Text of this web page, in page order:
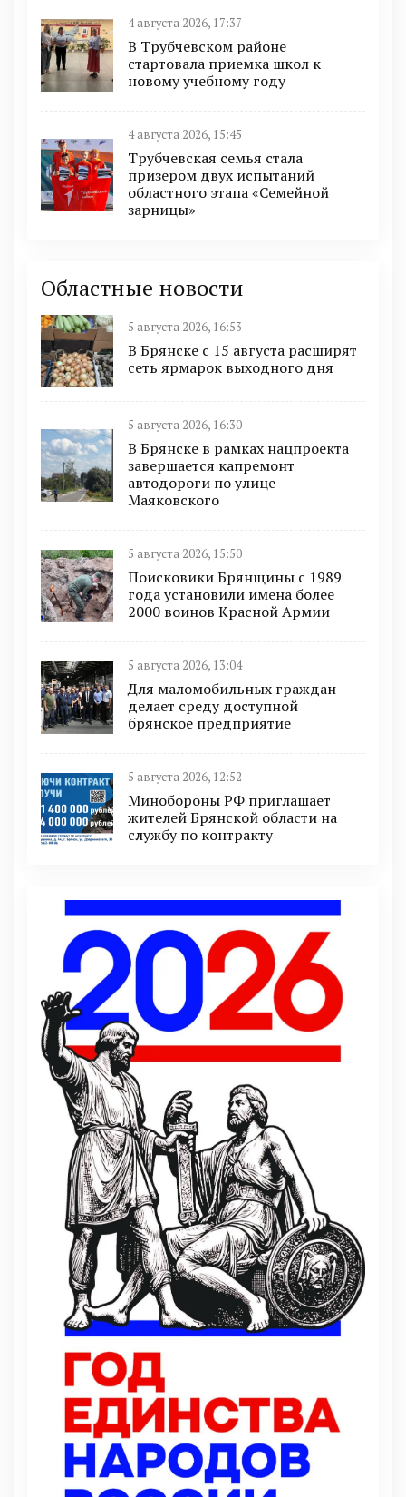
4 августа 2026, 17:37
В Трубчевском районе
стартовала приемка школ к
новому учебному году
4 августа 2026, 15:45
Трубчевская семья стала
призером двух испытаний
областного этапа «Семейной
зарницы»
Областные новости
5 августа 2026, 16:53
В Брянске с 15 августа расширят
сеть ярмарок выходного дня
5 августа 2026, 16:30
В Брянске в рамках нацпроекта
завершается капремонт
автодороги по улице
Маяковского
5 августа 2026, 15:50
Поисковики Брянщины с 1989
года установили имена более
2000 воинов Красной Армии
5 августа 2026, 13:04
Для маломобильных граждан
делает среду доступной
брянское предприятие
5 августа 2026, 12:52
Минобoроны РФ приглaшaет
житeлeй Брянской области на
службу по контракту